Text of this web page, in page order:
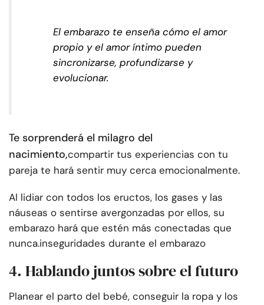
El embarazo te enseña cómo el amor
propio y el amor íntimo pueden
sincronizarse, profundizarse y
evolucionar.
Te sorprenderá el milagro del
nacimiento,compartir tus experiencias con tu
pareja te hará sentir muy cerca emocionalmente.
Al lidiar con todos los eructos, los gases y las
náuseas o sentirse avergonzadas por ellos, su
embarazo hará que estén más conectadas que
nunca.inseguridades durante el embarazo
4. Hablando juntos sobre el futuro
Planear el parto del bebé, conseguir la ropa y los